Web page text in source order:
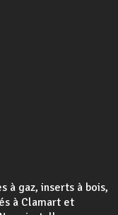
à gaz, inserts à bois,
à Clamart et